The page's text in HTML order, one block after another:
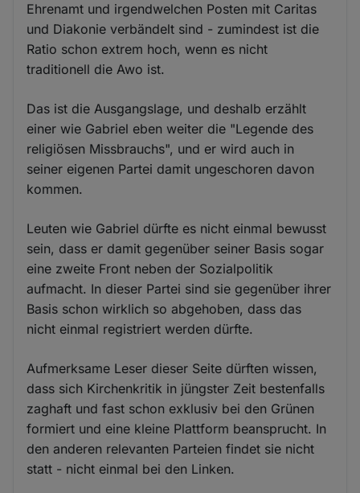
Ehrenamt und irgendwelchen Posten mit Caritas
und Diakonie verbändelt sind - zumindest ist die
Ratio schon extrem hoch, wenn es nicht
traditionell die Awo ist.
Das ist die Ausgangslage, und deshalb erzählt
einer wie Gabriel eben weiter die "Legende des
religiösen Missbrauchs", und er wird auch in
seiner eigenen Partei damit ungeschoren davon
kommen.
Leuten wie Gabriel dürfte es nicht einmal bewusst
sein, dass er damit gegenüber seiner Basis sogar
eine zweite Front neben der Sozialpolitik
aufmacht. In dieser Partei sind sie gegenüber ihrer
Basis schon wirklich so abgehoben, dass das
nicht einmal registriert werden dürfte.
Aufmerksame Leser dieser Seite dürften wissen,
dass sich Kirchenkritik in jüngster Zeit bestenfalls
zaghaft und fast schon exklusiv bei den Grünen
formiert und eine kleine Plattform beansprucht. In
den anderen relevanten Parteien findet sie nicht
statt - nicht einmal bei den Linken.